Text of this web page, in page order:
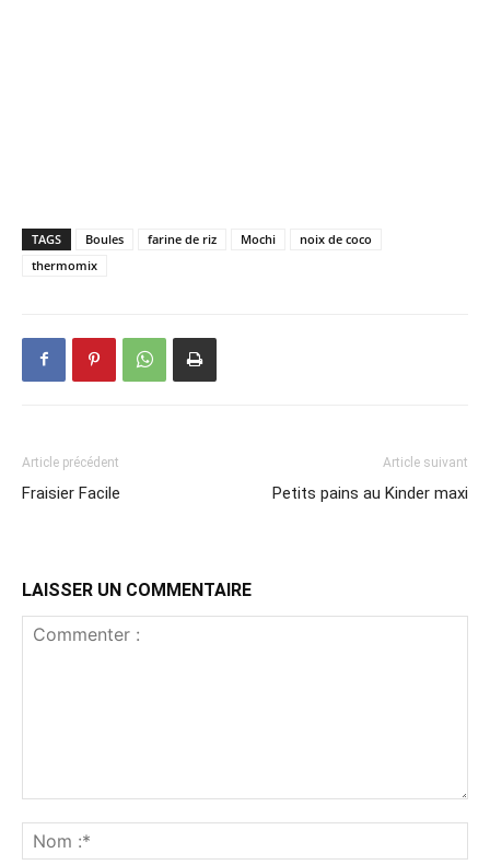
TAGS Boules farine de riz Mochi
noix de coco
thermomix
Article précédent
Fraisier Facile
Article suivant
Petits pains au Kinder maxi
LAISSER UN COMMENTAIRE